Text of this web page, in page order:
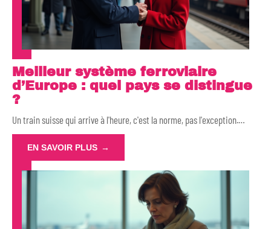
Meilleur système ferroviaire
d’Europe : quel pays se distingue
?
Un train suisse qui arrive à l'heure, c'est la norme, pas l'exception.…
EN SAVOIR PLUS